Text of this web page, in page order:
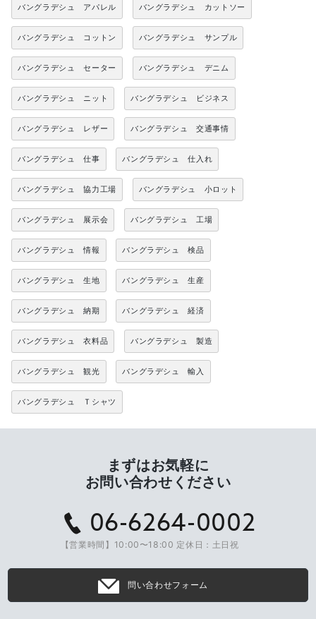
バングラデシュ アパレル バングラデシュ カットソー
バングラデシュ コットン バングラデシュ サンプル
バングラデシュ セーター バングラデシュ デニム
バングラデシュ ニット バングラデシュ ビジネス
バングラデシュ レザー バングラデシュ 交通事情
バングラデシュ 仕事 バングラデシュ 仕入れ
バングラデシュ 協力工場 バングラデシュ 小ロット
バングラデシュ 展示会 バングラデシュ 工場
バングラデシュ 情報 バングラデシュ 検品
バングラデシュ 生地 バングラデシュ 生産
バングラデシュ 納期 バングラデシュ 経済
バングラデシュ 衣料品 バングラデシュ 製造
バングラデシュ 観光 バングラデシュ 輸入
バングラデシュ Ｔシャツ
まずはお気軽に
お問い合わせください
06-6264-0002
【営業時間】10:00〜18:00 定休日：土日祝
問い合わせフォーム